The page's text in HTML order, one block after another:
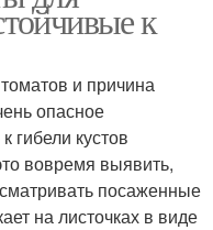
к
и причина
опасное
гибели кустов
вовремя выявить,
посаженные
на листочках в виде